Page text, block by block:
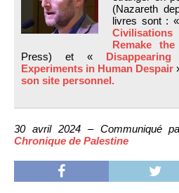
(Nazareth
livres sont : «
Remake
Press) et «
Experiments in Human Despair
son site personnel.
30 avril 2024 – Communiqué
Chronique de Palestine